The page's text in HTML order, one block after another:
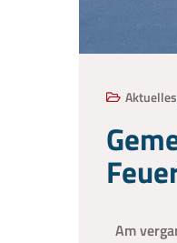
Aktuelles
Am